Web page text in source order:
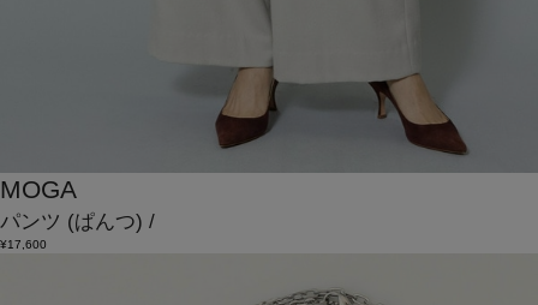
MOGA
パンツ (ぱんつ) /
¥17,600